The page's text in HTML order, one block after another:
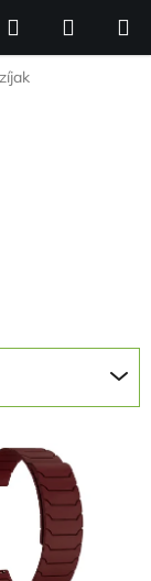
KeresésKOSÁR